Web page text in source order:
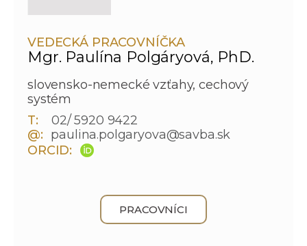
VEDECKÁ PRACOVNÍČKA
Mgr. Paulína Polgáryová, PhD.
slovensko-nemecké vzťahy, cechový
systém
T:
02/ 5920 9422
@: paulina.polgaryova@savba.sk
ORCID:
PRACOVNÍCI